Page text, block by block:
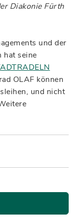
Diakonie Fürth
und der
hat seine
OLAF können
und nicht